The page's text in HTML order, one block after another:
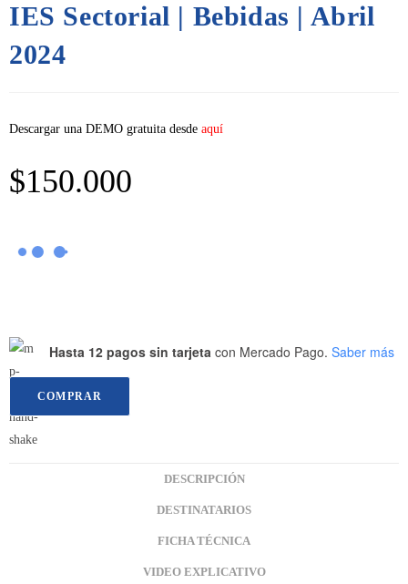
IES Sectorial | Bebidas | Abril
2024
Descargar una DEMO gratuita desde aquí
$150.000
Hasta 12 pagos sin tarjeta con Mercado Pago. Saber más
COMPRAR
DESCRIPCIÓN
DESTINATARIOS
FICHA TÉCNICA
VIDEO EXPLICATIVO